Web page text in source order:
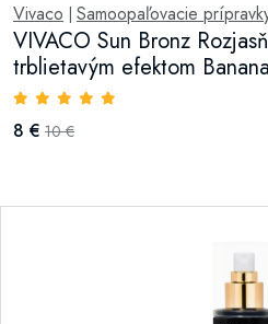
Vivaco Samoopaľovacie
VIVACO Sun Bronz
trblietavým efektom
8 € 10 €